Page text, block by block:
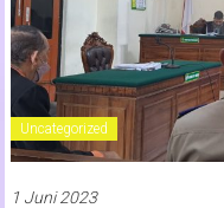
Timur
Uncategorized
1 Juni 2023